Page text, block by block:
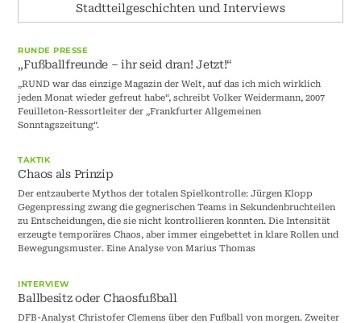
Stadtteilgeschichten und Interviews
RUNDE PRESSE
„Fußballfreunde – ihr seid dran! Jetzt!“
„RUND war das einzige Magazin der Welt, auf das ich mich wirklich
jeden Monat wieder gefreut habe“, schreibt Volker Weidermann, 2007
Feuilleton-Ressortleiter der „Frankfurter Allgemeinen
Sonntagszeitung“.
TAKTIK
Chaos als Prinzip
Der entzauberte Mythos der totalen Spielkontrolle: Jürgen Klopp
Gegenpressing zwang die gegnerischen Teams in Sekundenbruchteilen
zu Entscheidungen, die sie nicht kontrollieren konnten. Die Intensität
erzeugte temporäres Chaos, aber immer eingebettet in klare Rollen und
Bewegungsmuster. Eine Analyse von Marius Thomas
INTERVIEW
Ballbesitz oder Chaosfußball
DFB-Analyst Christofer Clemens über den Fußball von morgen. Zweiter